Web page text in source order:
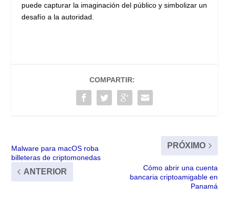
puede capturar la imaginación del público y simbolizar un
desafío a la autoridad.
COMPARTIR:
Malware para macOS roba
billeteras de criptomonedas
ANTERIOR
PRÓXIMO
Cómo abrir una cuenta
bancaria criptoamigable en
Panamá